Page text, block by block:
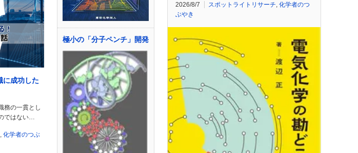
に成功した
務の一貫とし
ではない…
, 化学者のつぶ
極小の「分子ペンチ」開発
2026/8/7 スポットライトリサーチ 化学者のつ
ぶやき